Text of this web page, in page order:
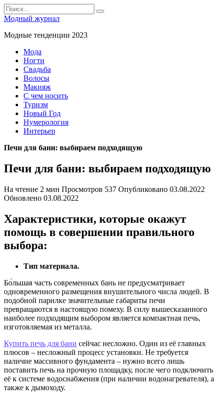
Перейти
к
содержанию
Search
for:
Модный журнал
Модные тенденции 2023
Мода
Ногти
Свадьба
Волосы
Макияж
С чем носить
Туризм
Новый Год
Нумерология
Интерьер
Печи для бани: выбираем подходящую
Печи для бани: выбираем подходящую
На чтение 2 мин Просмотров 537 Опубликовано 03.08.2022
Обновлено 03.08.2022
Характеристики, которые окажут
помощь в совершении правильного
выбора:
Тип материала.
Бо́льшая часть современных бань не предусматривает
одновременного размещения внушительного числа людей. В
подобной парилке значительные габариты печи
превращаются в настоящую помеху. В силу вышесказанного
наиболее подходящим выбором является компактная печь,
изготовляемая из металла.
Купить печь для бани сейчас несложно. Один из её главных
плюсов – несложный процесс установки. Не требуется
наличие массивного фундамента – нужно всего лишь
поставить печь на прочную площадку, после чего подключить
её к системе водоснабжения (при наличии водонагревателя), а
также к дымоходу.